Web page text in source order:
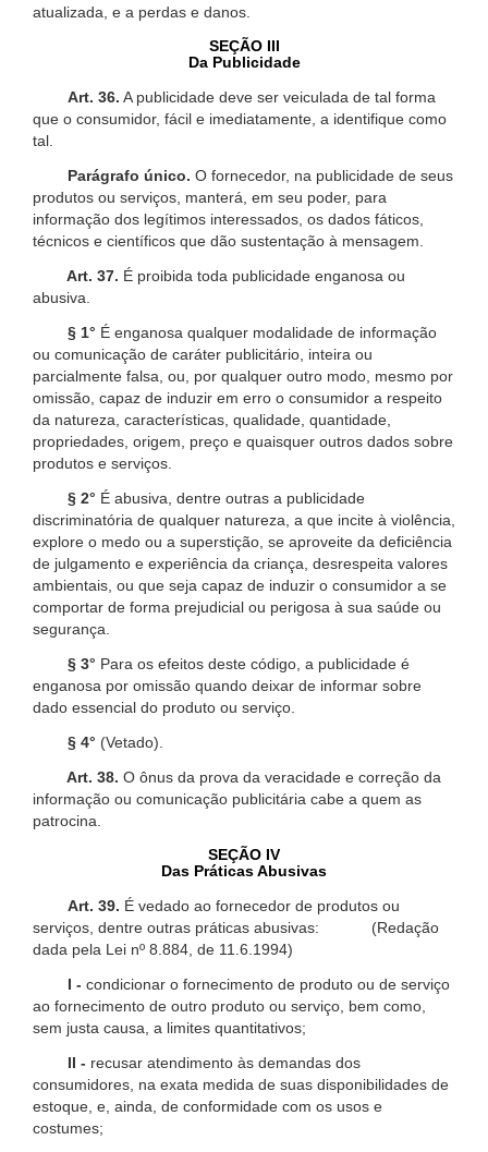
atualizada, e a perdas e danos.
SEÇÃO III
Da Publicidade
Art. 36. A publicidade deve ser veiculada de tal forma
que o consumidor, fácil e imediatamente, a identifique como
tal.
Parágrafo único. O fornecedor, na publicidade de seus
produtos ou serviços, manterá, em seu poder, para
informação dos legítimos interessados, os dados fáticos,
técnicos e científicos que dão sustentação à mensagem.
Art. 37. É proibida toda publicidade enganosa ou
abusiva.
§ 1° É enganosa qualquer modalidade de informação
ou comunicação de caráter publicitário, inteira ou
parcialmente falsa, ou, por qualquer outro modo, mesmo por
omissão, capaz de induzir em erro o consumidor a respeito
da natureza, características, qualidade, quantidade,
propriedades, origem, preço e quaisquer outros dados sobre
produtos e serviços.
§ 2° É abusiva, dentre outras a publicidade
discriminatória de qualquer natureza, a que incite à violência,
explore o medo ou a superstição, se aproveite da deficiência
de julgamento e experiência da criança, desrespeita valores
ambientais, ou que seja capaz de induzir o consumidor a se
comportar de forma prejudicial ou perigosa à sua saúde ou
segurança.
§ 3° Para os efeitos deste código, a publicidade é
enganosa por omissão quando deixar de informar sobre
dado essencial do produto ou serviço.
§ 4° (Vetado).
Art. 38. O ônus da prova da veracidade e correção da
informação ou comunicação publicitária cabe a quem as
patrocina.
SEÇÃO IV
Das Práticas Abusivas
Art. 39. É vedado ao fornecedor de produtos ou
serviços, dentre outras práticas abusivas: (Redação
dada pela Lei nº 8.884, de 11.6.1994)
I - condicionar o fornecimento de produto ou de serviço
ao fornecimento de outro produto ou serviço, bem como,
sem justa causa, a limites quantitativos;
II - recusar atendimento às demandas dos
consumidores, na exata medida de suas disponibilidades de
estoque, e, ainda, de conformidade com os usos e
costumes;